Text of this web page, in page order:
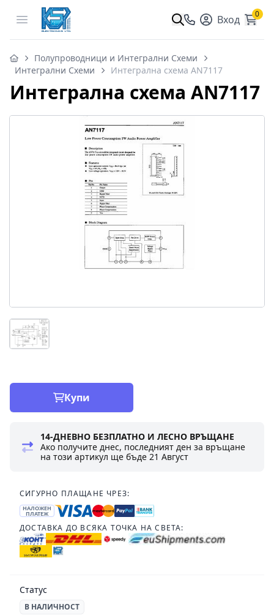
Open menu Вход 0
Полупроводници и Интегрални Схеми
Интегрални Схеми
Интегрална схема AN7117
Интегрална схема AN7117
Купи
14-ДНЕВНО БЕЗПЛАТНО И ЛЕСНО ВРЪЩАНЕ
Ако получите днес, последният ден за връщане
на този артикул ще бъде21 Август
СИГУРНО ПЛАЩАНЕ ЧРЕЗ:
НАЛОЖЕН
ПЛАТЕЖ
ДОСТАВКА ДО ВСЯКА ТОЧКА НА СВЕТА:
Статус
В НАЛИЧНОСТ